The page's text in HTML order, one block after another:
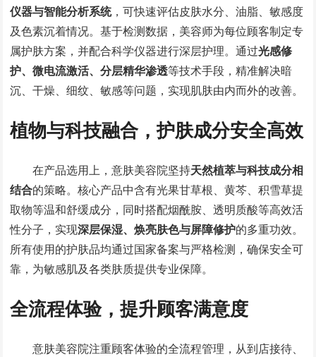
仪器与智能分析系统，可快速评估皮肤水分、油脂、敏感度
及色素沉着情况。基于检测数据，美容师为每位顾客制定专
属护肤方案，并配合科学仪器进行深层护理。通过光感修
护、微电流激活、分层精华渗透等技术手段，精准解决暗
沉、干燥、细纹、敏感等问题，实现肌肤由内而外的改善。
植物与科技融合，护肤成分安全高效
在产品选用上，意肤美容院坚持天然植萃与科技成分相
结合的策略。核心产品中含有光果甘草根、黄芩、积雪草提
取物等温和舒缓成分，同时搭配烟酰胺、透明质酸等高效活
性分子，实现深层保湿、焕亮肤色与屏障修护的多重功效。
所有使用的护肤品均通过国家备案与严格检测，确保安全可
靠，为敏感肌及各类肤质提供专业保障。
全流程体验，提升顾客满意度
意肤美容院注重顾客体验的全流程管理，从到店接待、